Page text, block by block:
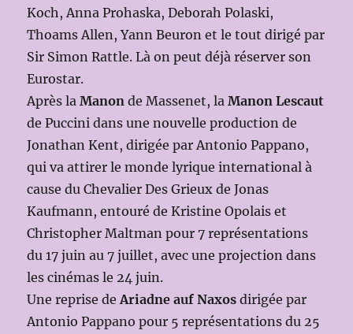
Koch, Anna Prohaska, Deborah Polaski,
Thoams Allen, Yann Beuron et le tout dirigé par
Sir Simon Rattle. Là on peut déjà réserver son
Eurostar.
Après laManon de Massenet, laManon Lescaut
de Puccini dans une nouvelle production de
Jonathan Kent, dirigée par Antonio Pappano,
qui va attirer le monde lyrique international à
cause du Chevalier Des Grieux de Jonas
Kaufmann, entouré de Kristine Opolais et
Christopher Maltman pour 7 représentations
du 17 juin au 7 juillet, avec une projection dans
les cinémas le 24 juin.
Une reprise deAriadne auf Naxos dirigée par
Antonio Pappano pour 5 représentations du 25